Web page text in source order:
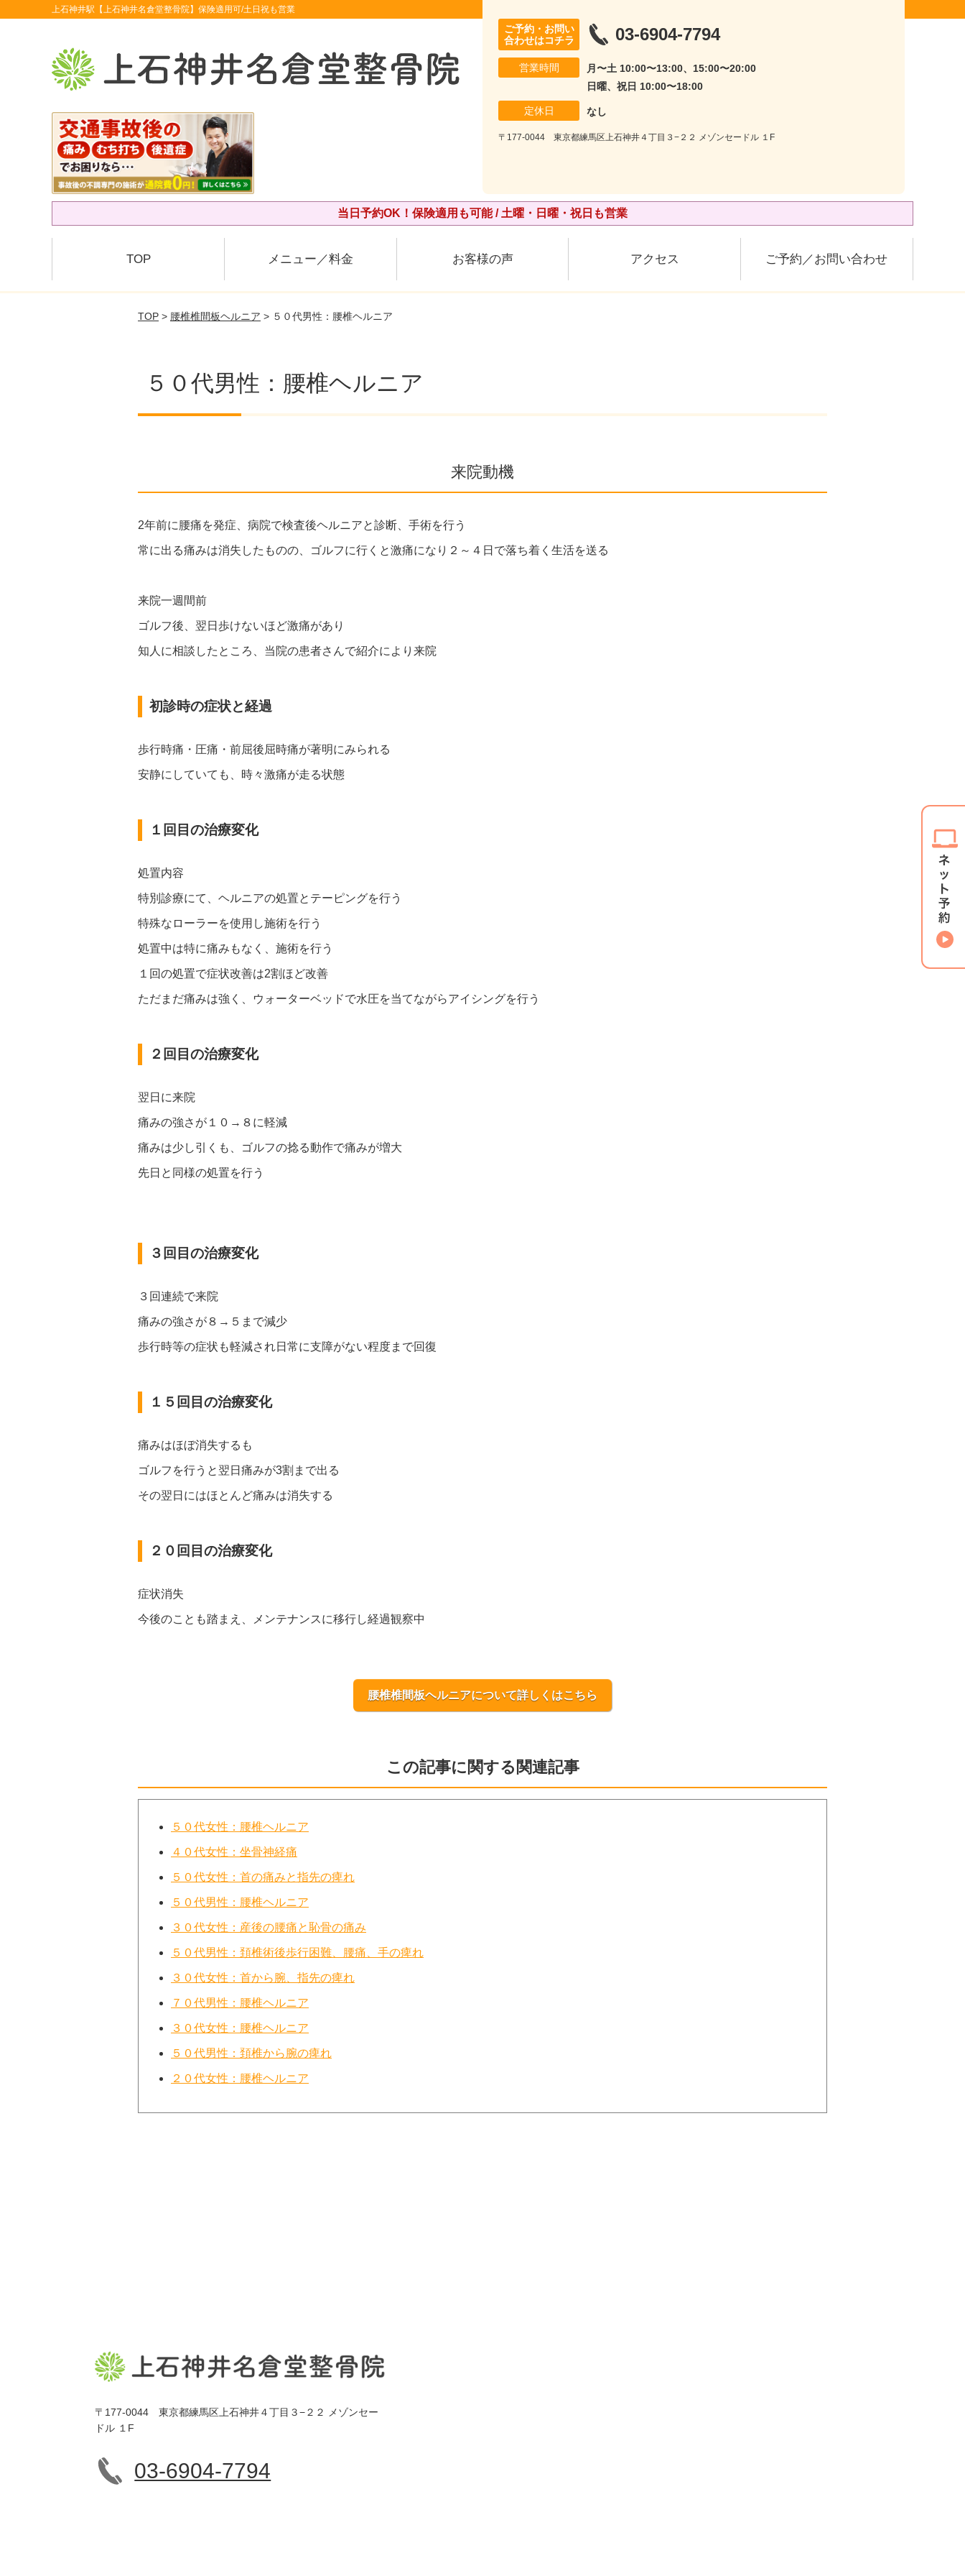
上石神井駅【上石神井名倉堂整骨院】保険適用可/土日祝も営業
ご予約・お問い
合わせはコチラ
03-6904-7794
営業時間
月〜土 10:00〜13:00、15:00〜20:00
日曜、祝日 10:00〜18:00
定休日 なし
〒177-0044 東京都練馬区上石神井４丁目３−２２ メゾンセードル １F
当日予約OK！保険適用も可能 / 土曜・日曜・祝日も営業
TOP メニュー／料金 お客様の声 アクセス ご予約／お問い合わせ
TOP > 腰椎椎間板ヘルニア > ５０代男性：腰椎ヘルニア
５０代男性：腰椎ヘルニア
来院動機
2年前に腰痛を発症、病院で検査後ヘルニアと診断、手術を行う
常に出る痛みは消失したものの、ゴルフに行くと激痛になり２～４日で落ち着く生活を送る
来院一週間前
ゴルフ後、翌日歩けないほど激痛があり
知人に相談したところ、当院の患者さんで紹介により来院
初診時の症状と経過
歩行時痛・圧痛・前屈後屈時痛が著明にみられる
安静にしていても、時々激痛が走る状態
１回目の治療変化
処置内容
特別診療にて、ヘルニアの処置とテーピングを行う
特殊なローラーを使用し施術を行う
処置中は特に痛みもなく、施術を行う
１回の処置で症状改善は2割ほど改善
ただまだ痛みは強く、ウォーターベッドで水圧を当てながらアイシングを行う
２回目の治療変化
翌日に来院
痛みの強さが１０→８に軽減
痛みは少し引くも、ゴルフの捻る動作で痛みが増大
先日と同様の処置を行う
３回目の治療変化
３回連続で来院
痛みの強さが８→５まで減少
歩行時等の症状も軽減され日常に支障がない程度まで回復
１５回目の治療変化
痛みはほぼ消失するも
ゴルフを行うと翌日痛みが3割まで出る
その翌日にはほとんど痛みは消失する
２０回目の治療変化
症状消失
今後のことも踏まえ、メンテナンスに移行し経過観察中
腰椎椎間板ヘルニアについて詳しくはこちら
この記事に関する関連記事
５０代女性：腰椎ヘルニア
４０代女性：坐骨神経痛
５０代女性：首の痛みと指先の痺れ
５０代男性：腰椎ヘルニア
３０代女性：産後の腰痛と恥骨の痛み
５０代男性：頚椎術後歩行困難、腰痛、手の痺れ
３０代女性：首から腕、指先の痺れ
７０代男性：腰椎ヘルニア
３０代女性：腰椎ヘルニア
５０代男性：頚椎から腕の痺れ
２０代女性：腰椎ヘルニア
〒177-0044 東京都練馬区上石神井４丁目３−２２ メゾンセー
ドル １F
03-6904-7794